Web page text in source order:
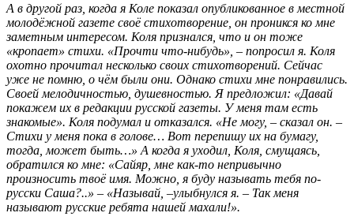
А в другой раз, когда я Коле показал опубликованное в местной
молодёжной газете своё стихотворение, он проникся ко мне
заметным интересом. Коля признался, что и он тоже
«кропает» стихи. «Прочти что-нибудь», – попросил я. Коля
охотно прочитал несколько своих стихотворений. Сейчас
уже не помню, о чём были они. Однако стихи мне понравились.
Своей мелодичностью, душевностью. Я предложил: «Давай
покажем их в редакции русской газеты. У меня там есть
знакомые». Коля подумал и отказался. «Не могу, – сказал он. –
Стихи у меня пока в голове… Вот перепишу их на бумагу,
тогда, может быть…» А когда я уходил, Коля, смущаясь,
обратился ко мне: «Сайяр, мне как-то непривычно
произносить твоё имя. Можно, я буду называть тебя по-
русски Саша?..» – «Называй, –улыбнулся я. – Так меня
называют русские ребята нашей махали!».